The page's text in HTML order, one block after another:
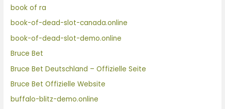
book of ra
book-of-dead-slot-canada.online
book-of-dead-slot-demo.online
Bruce Bet
Bruce Bet Deutschland – Offizielle Seite
Bruce Bet Offizielle Website
buffalo-blitz-demo.online